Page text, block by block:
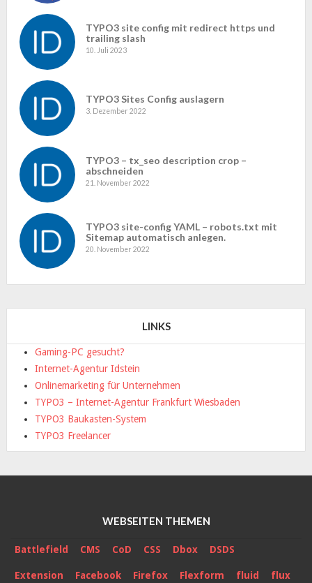
TYPO3 site config mit redirect https und
trailing slash
10. Juli 2023
TYPO3 Sites Config auslagern
3. Dezember 2022
TYPO3 – tx_seo description crop –
abschneiden
21. November 2022
TYPO3 site-config YAML – robots.txt mit
Sitemap automatisch anlegen.
20. November 2022
LINKS
Gaming-PC gesucht?
Internet-Agentur Idstein
Onlinemarketing für Unternehmen
TYPO3 – Internet-Agentur Frankfurt Wiesbaden
TYPO3 Baukasten-System
TYPO3 Freelancer
WEBSEITEN THEMEN
Battlefield CMS CoD CSS Dbox DSDS
Extension Facebook Firefox Flexform fluid flux